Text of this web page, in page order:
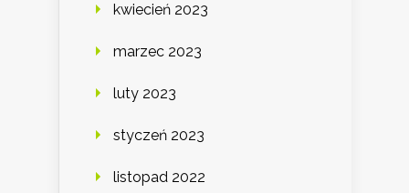
kwiecień 2023
marzec 2023
luty 2023
styczeń 2023
listopad 2022